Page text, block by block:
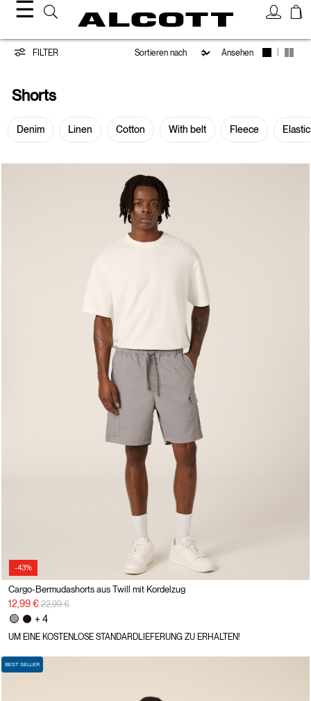
☰
Shorts
FILTER Ansehen
Shorts
Denim Linen Cotton With belt Fleece Elastic
-43%
Cargo-Bermudashorts aus Twill mit Kordelzug
12,99 € Preisreduzierung von
22,99 €auf
+ 4
UM EINE KOSTENLOSE STANDARDLIEFERUNG ZU ERHALTEN!
BEST SELLER